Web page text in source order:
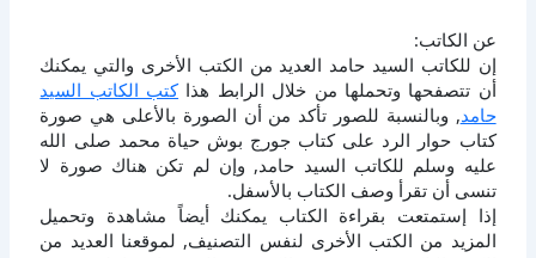
عن الكاتب:
إن للكاتب السيد حامد العديد من الكتب الأخرى والتي يمكنك
أن تتصفحها وتحملها من خلال الرابط هذاكتب الكاتب السيد
حامد, وبالنسبة للصور تأكد من أن الصورة بالأعلى هي صورة
كتاب حوار الرد على كتاب جورج بوش حياة محمد صلى الله
عليه وسلم للكاتب السيد حامد, وإن لم تكن هناك صورة لا
تنسى أن تقرأ وصف الكتاب بالأسفل.
إذا إستمتعت بقراءة الكتاب يمكنك أيضاً مشاهدة وتحميل
المزيد من الكتب الأخرى لنفس التصنيف, لموقعنا العديد من